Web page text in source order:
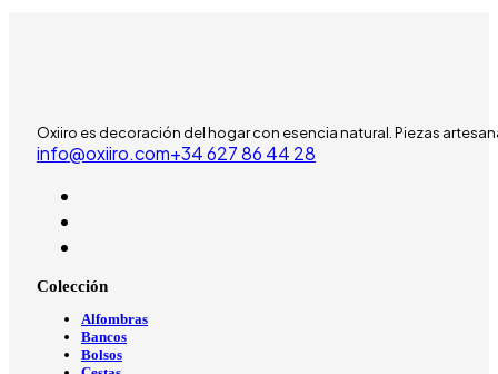
Oxiiro es decoración del hogar con esencia natural. Piezas
info@oxiiro.com‪+34 627 86 44 28‬
Colección
Alfombras
Bancos
Bolsos